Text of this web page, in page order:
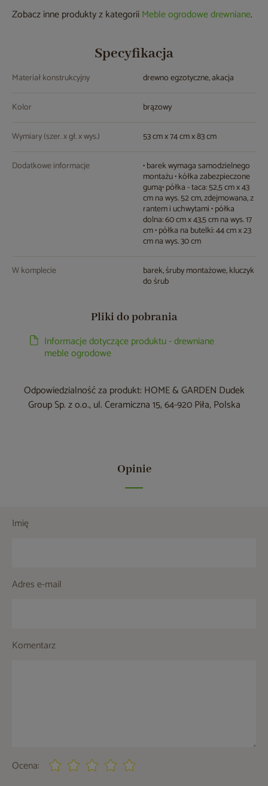
Zobacz inne produkty z kategoriiMeble ogrodowe drewniane.
Specyfikacja
Materiał konstrukcyjny drewno egzotyczne, akacja
Kolor brązowy
Wymiary (szer. x gł. x wys.) 53 cm x 74 cm x 83 cm
Dodatkowe informacje • barek wymaga samodzielnego
montażu • kółka zabezpieczone
gumą• półka - taca: 52,5 cm x 43
cm na wys. 52 cm, zdejmowana, z
rantem i uchwytami • półka
dolna: 60 cm x 43,5 cm na wys. 17
cm • półka na butelki: 44 cm x 23
cm na wys. 30 cm
W komplecie barek, śruby montażowe, kluczyk
do śrub
Pliki do pobrania
Informacje dotyczące produktu - drewniane
meble ogrodowe
Odpowiedzialność za produkt: HOME & GARDEN Dudek
Group Sp. z o.o., ul. Ceramiczna 15, 64-920 Piła, Polska
Opinie
Imię
Adres e-mail
Komentarz
Ocena: